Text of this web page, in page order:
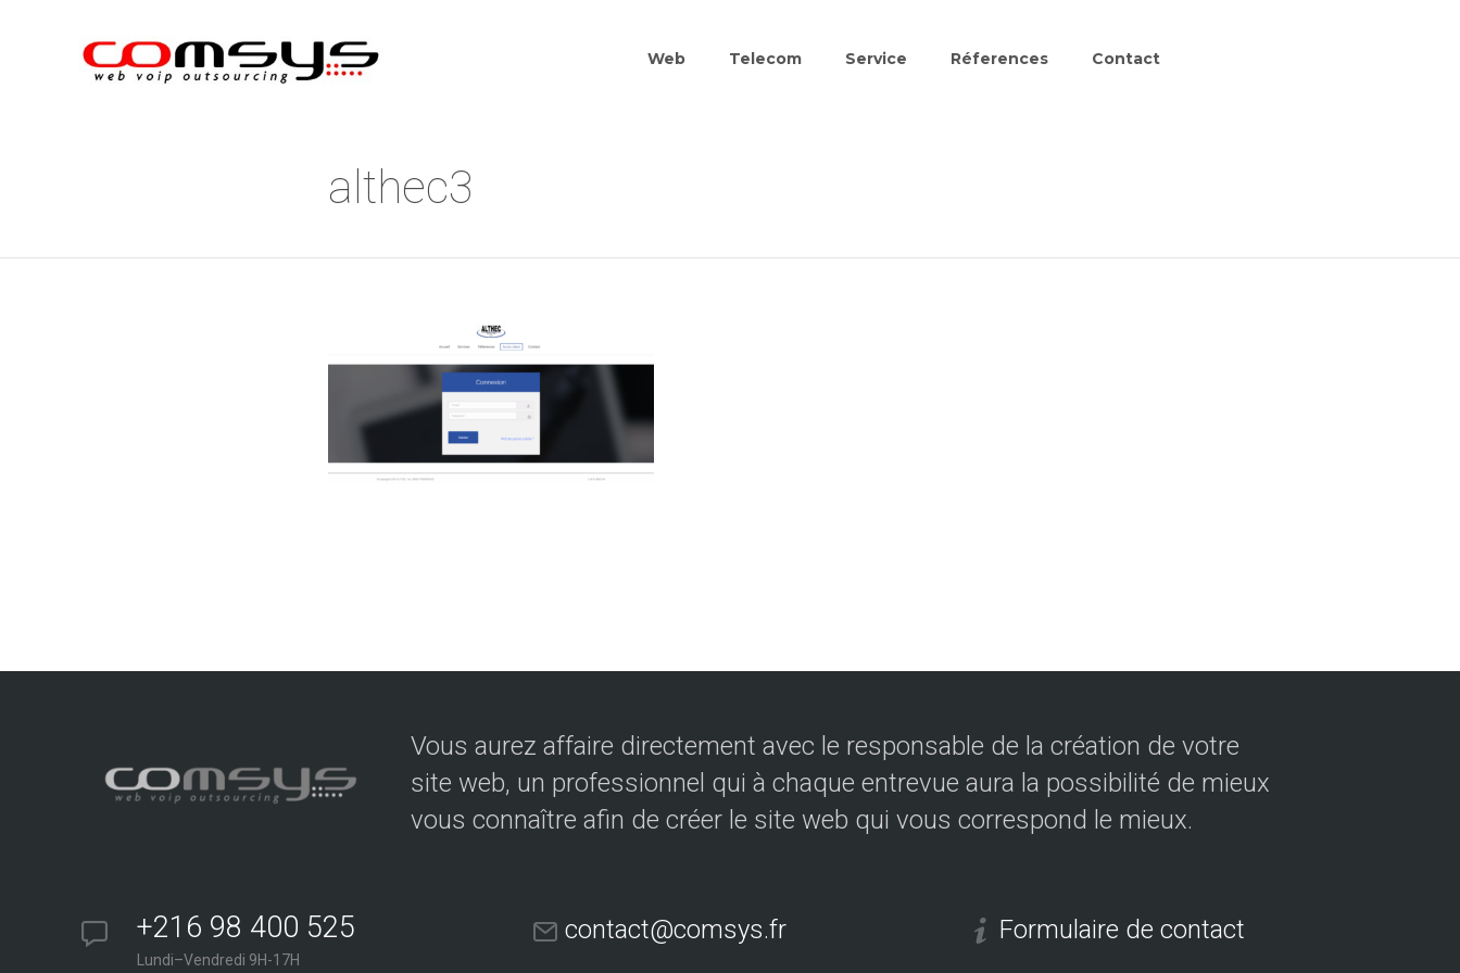
Web Telecom Service Réferences Contact
althec3
Vous aurez affaire directement avec le responsable de la création de votre
site web, un professionnel qui à chaque entrevue aura la possibilité de mieux
vous connaître afin de créer le site web qui vous correspond le mieux.
+216 98 400 525
Lundi–Vendredi 9H-17H
contact@comsys.fr Formulaire de contact